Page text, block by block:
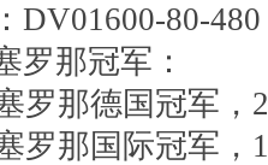
80-
那冠军：
罗那德国冠军，
罗那国际冠军，